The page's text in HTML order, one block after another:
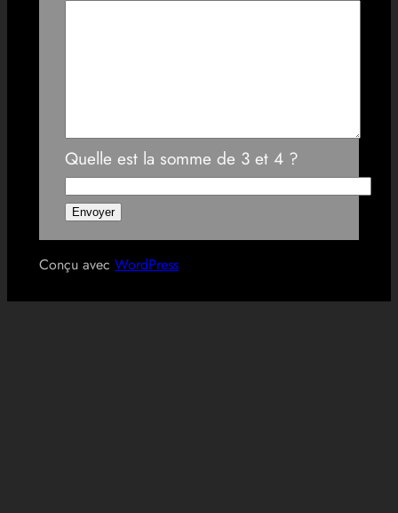
Quelle est la somme de 3 et 4 ?
Conçu avec WordPress